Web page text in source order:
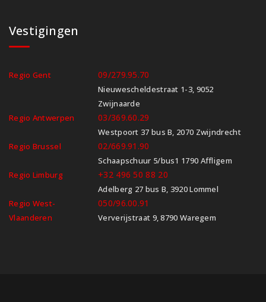
Vestigingen
Regio Gent 09/279.95.70
Nieuwescheldestraat 1-3, 9052
Zwijnaarde
Regio Antwerpen
03/369.60.29
Westpoort 37 bus B, 2070 Zwijndrecht
Regio Brussel
02/669.91.90
Schaapschuur 5/bus1 1790 Affligem
Regio Limburg
+32 496 50 88 20
Adelberg 27 bus B, 3920 Lommel
Regio West-
Vlaanderen
050/96.00.91
Ververijstraat 9, 8790 Waregem